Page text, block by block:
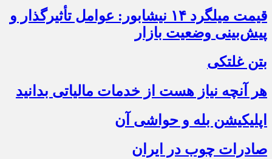
قیمت میلگرد ۱۴ نیشابور: عوامل تأثیرگذار و
پیش‌بینی وضعیت بازار
بتن غلتکی
هر آنچه نیاز هست از خدمات مالیاتی بدانید
اپلیکیشن بله و حواشی آن
صادرات چوب در ایران